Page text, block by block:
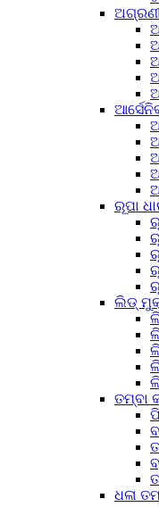
ରୂପା
ଲିଡ୍
ତମ୍ବା
ଧଳା